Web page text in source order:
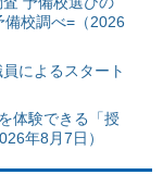
校調べ=（2026
によるスタート
体験できる「授
年8月7日）